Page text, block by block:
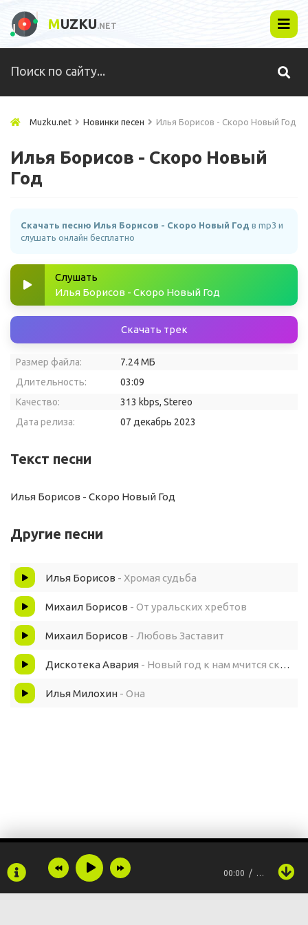
MUZKU.NET
Muzku.net Новинки песен Илья Борисов - Скоро Новый Год
Илья Борисов - Скоро Новый
Год
Скачать песню Илья Борисов - Скоро Новый Год в mp3 и
слушать онлайн бесплатно
Слушать
Илья Борисов - Скоро Новый Год
Скачать трек
Размер файла:
7.24 МБ
Длительность:
03:09
Качество:
313 kbps, Stereo
Дата релиза:
07 декабрь 2023
Текст песни
Илья Борисов - Скоро Новый Год
Другие песни
Илья Борисов - Хромая судьба
Михаил Борисов - От уральских хребтов
Михаил Борисов - Любовь Заставит
Дискотека Авария - Новый год к нам мчится скоро всё случится
Илья Милохин - Она
00:00